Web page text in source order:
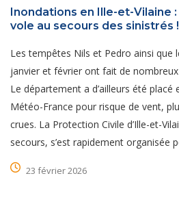
Inondations en Ille-et-Vilaine
vole au secours des sinistrés !
Les tempêtes Nils et Pedro ainsi que
janvier et février ont fait de
Le département a d’ailleurs été placé
Météo-France pour risque de vent,
crues. La Protection Civile d’Ille-et-
secours, s’est rapidement organisée
23 février 2026